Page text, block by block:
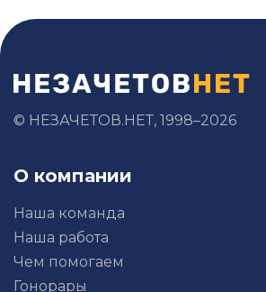
© НЕЗАЧЕТОВ.НЕТ, 1998–2026
О компании
Наша команда
Наша работа
Чем помогаем
Гонорары